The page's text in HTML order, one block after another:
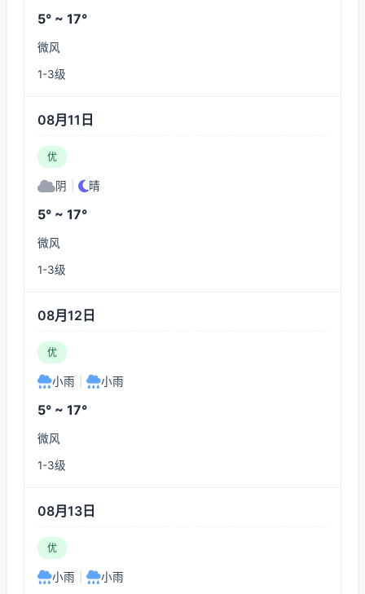
5° ~ 17°
微风
1-3级
08月11日
优
阴 晴
5° ~ 17°
微风
1-3级
08月12日
优
小雨 小雨
5° ~ 17°
微风
1-3级
08月13日
优
小雨 小雨